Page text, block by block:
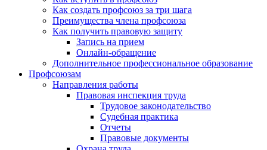
Как создать профсоюз за три шага
Преимущества члена профсоюза
Как получить правовую защиту
Запись на прием
Онлайн-обращение
Дополнительное профессиональное образование
Профсоюзам
Направления работы
Правовая инспекция труда
Трудовое законодательство
Судебная практика
Отчеты
Правовые документы